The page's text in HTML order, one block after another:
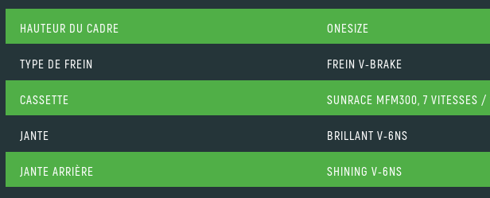
HAUTEUR DU CADRE ONESIZE
TYPE DE FREIN FREIN V-BRAKE
CASSETTE SUNRACE MFM300, 7 VITESSES /
JANTE BRILLANT V-6NS
JANTE ARRIÈRE SHINING V-6NS